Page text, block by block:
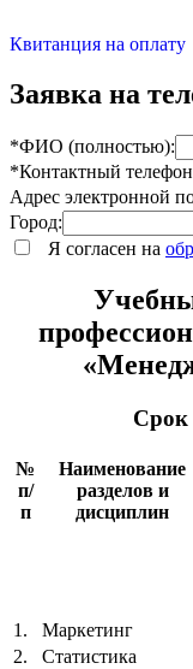
Квитанция на оплату
Заявка на
*ФИО (полностью):
*Контактный
Адрес электронной
Город:
Я согласен на
Срок
№
п/
п
Наименование
разделов и
дисциплин
1.
Маркетинг
2.
Статистика